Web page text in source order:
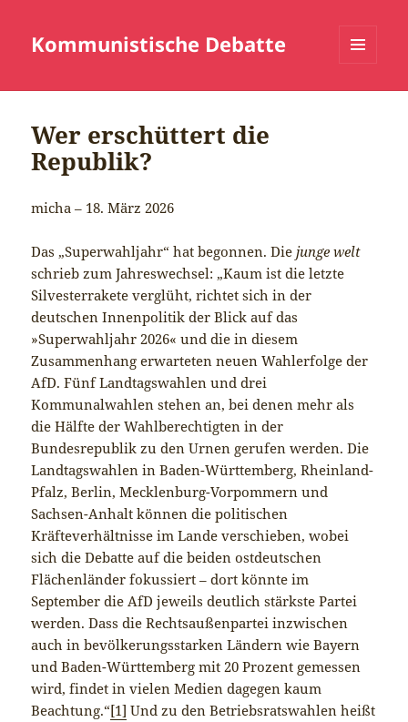
Kommunistische Debatte
Wer erschüttert die
Republik?
micha – 18. März 2026
Das „Superwahljahr“ hat begonnen. Diejunge welt
schrieb zum Jahreswechsel: „Kaum ist die letzte
Silvesterrakete verglüht, richtet sich in der
deutschen Innenpolitik der Blick auf das
»Superwahljahr 2026« und die in diesem
Zusammenhang erwarteten neuen Wahlerfolge der
AfD. Fünf Landtagswahlen und drei
Kommunalwahlen stehen an, bei denen mehr als
die Hälfte der Wahlberechtigten in der
Bundesrepublik zu den Urnen gerufen werden. Die
Landtagswahlen in Baden-Württemberg, Rheinland-
Pfalz, Berlin, Mecklenburg-Vorpommern und
Sachsen-Anhalt können die politischen
Kräfteverhältnisse im Lande verschieben, wobei
sich die Debatte auf die beiden ostdeutschen
Flächenländer fokussiert – dort könnte im
September die AfD jeweils deutlich stärkste Partei
werden. Dass die Rechtsaußenpartei inzwischen
auch in bevölkerungsstarken Ländern wie Bayern
und Baden-Württemberg mit 20 Prozent gemessen
wird, findet in vielen Medien dagegen kaum
Beachtung.“[1] Und zu den Betriebsratswahlen heißt